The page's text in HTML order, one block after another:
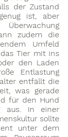
der Zustand
ist, aber
zudem die
Umfeld
Tier mit ins
den Laden
Entlastung
entfällt die
was gerade
für den Hund
aus. In einer
sollte
unter dem